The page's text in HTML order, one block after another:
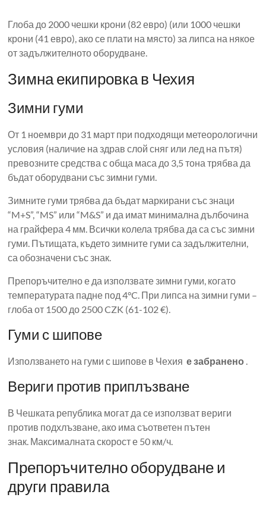
Глоба до 2000 чешки крони (82 евро) (или 1000 чешки
крони (41 евро), ако се плати на място) за липса на някое
от задължителното оборудване.
Зимна екипировка в Чехия
Зимни гуми
От 1 ноември до 31 март при подходящи метеорологични
условия (наличие на здрав слой сняг или лед на пътя)
превозните средства с обща маса до 3,5 тона трябва да
бъдат оборудвани със зимни гуми.
Зимните гуми трябва да бъдат маркирани със знаци
“M+S”, “MS” или “M&S” и да имат минимална дълбочина
на грайфера 4 мм. Всички колела трябва да са със зимни
гуми. Пътищата, където зимните гуми са задължителни,
са обозначени със знак.
Препоръчително е да използвате зимни гуми, когато
температурата падне под 4°C. При липса на зимни гуми –
глоба от 1500 до 2500 CZK (61-102 €).
Гуми с шипове
Използването на гуми с шипове в Чехияе забранено .
Вериги против приплъзване
В Чешката република могат да се използват вериги
против подхлъзване, ако има съответен пътен
знак. Максималната скорост е 50 км/ч.
Препоръчително оборудване и
други правила